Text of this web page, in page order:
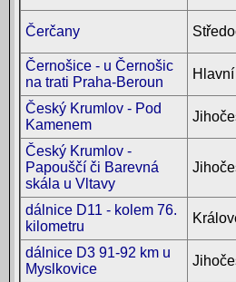
Čerčany
Černošice - u Černošic
na trati Praha-Beroun
Český Krumlov - Pod
Kamenem
Český Krumlov -
Papouščí či Barevná
skála u Vltavy
dálnice D11 - kolem 76.
kilometru
dálnice D3 91-92 km u
Myslkovice